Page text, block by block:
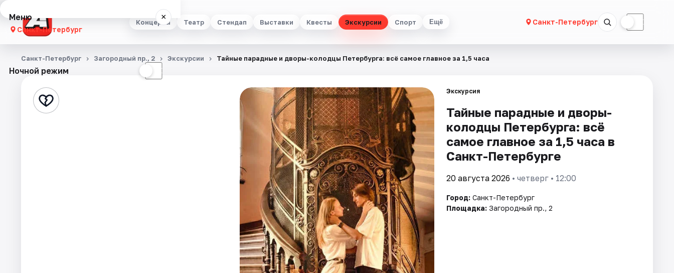
Концерты Театр Стендап Выставки Квесты Экскурсии Спорт Ещё Санкт-Петербург ☾
Меню ×
Санкт-Петербург
Концерты
Стендап
Ночной режим ☾
Санкт-Петербург Загородный пр., 2 Экскурсии Тайные парадные и дворы-колодцы Петербурга: всё самое главное за 1,5 часа
Экскурсия
Тайные парадные и дворы-
колодцы Петербурга: всё
самое главное за 1,5 часа в
Санкт-Петербурге
20 августа 2026 • четверг • 12:00
Город: Санкт-Петербург
Площадка: Загородный пр., 2